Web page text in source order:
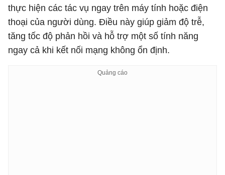
thực hiện các tác vụ ngay trên máy tính hoặc điện
thoại của người dùng. Điều này giúp giảm độ trễ,
tăng tốc độ phản hồi và hỗ trợ một số tính năng
ngay cả khi kết nối mạng không ổn định.